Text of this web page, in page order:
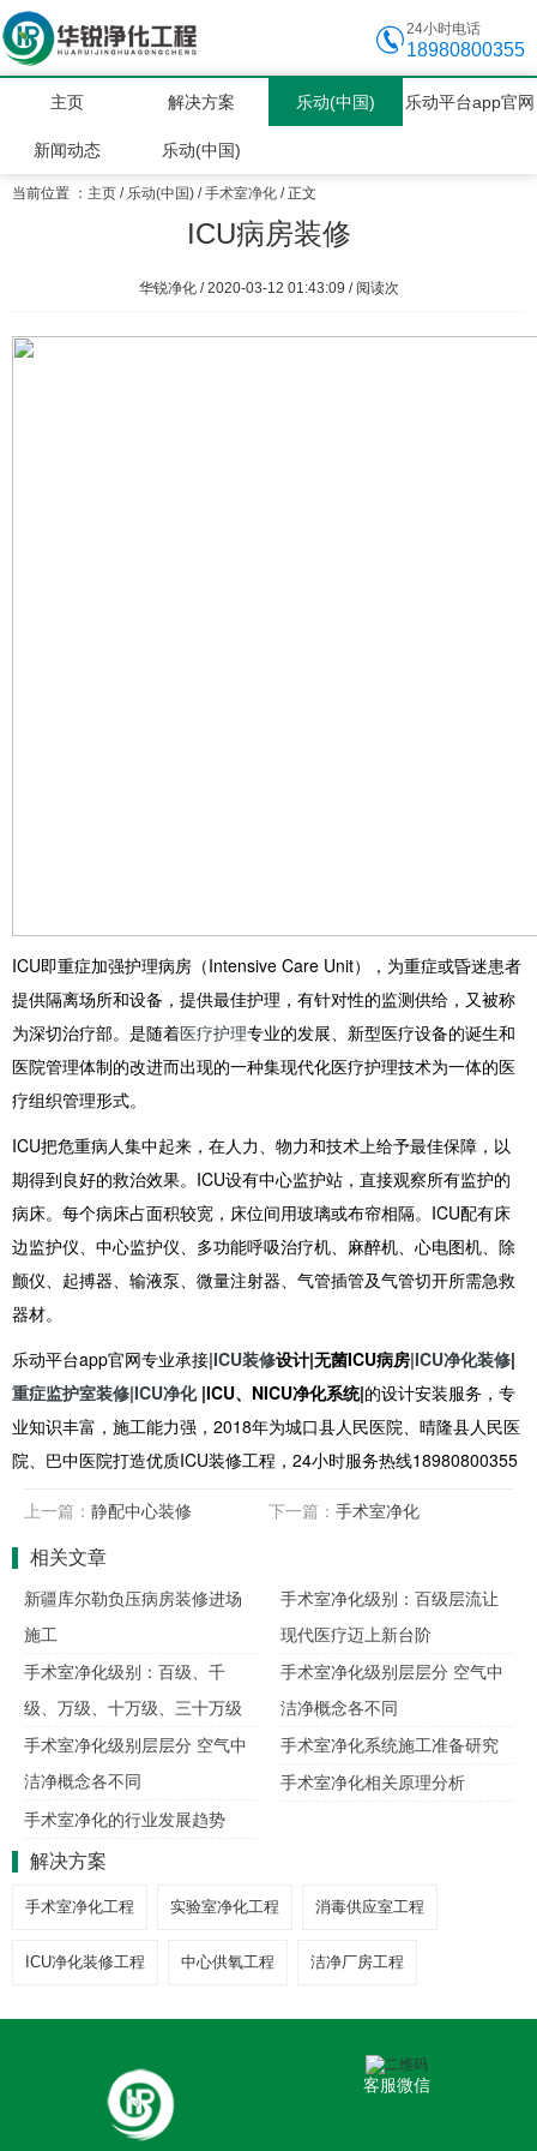
24小时电话
18980800355
主页 解决方案 乐动(中国) 乐动平台app官网
新闻动态 乐动(中国)
当前位置 ： 主页 / 乐动(中国) /手术室净化 / 正文
ICU病房装修
华锐净化 / 2020-03-12 01:43:09 / 阅读次
ICU即重症加强护理病房（Intensive Care Unit），为重症或昏迷患者
提供隔离场所和设备，提供最佳护理，有针对性的监测供给，又被称
为深切治疗部。是随着医疗护理专业的发展、新型医疗设备的诞生和
医院管理体制的改进而出现的一种集现代化医疗护理技术为一体的医
疗组织管理形式。
ICU把危重病人集中起来，在人力、物力和技术上给予最佳保障，以
期得到良好的救治效果。ICU设有中心监护站，直接观察所有监护的
病床。每个病床占面积较宽，床位间用玻璃或布帘相隔。ICU配有床
边监护仪、中心监护仪、多功能呼吸治疗机、麻醉机、心电图机、除
颤仪、起搏器、输液泵、微量注射器、气管插管及气管切开所需急救
器材。
乐动平台app官网专业承接|ICU装修设计|无菌ICU病房|ICU净化装修|
重症监护室装修|ICU净化|ICU、NICU净化系统|的设计安装服务，专
业知识丰富，施工能力强，2018年为城口县人民医院、晴隆县人民医
院、巴中医院打造优质ICU装修工程，24小时服务热线18980800355
上一篇： 静配中心装修 下一篇： 手术室净化
相关文章
新疆库尔勒负压病房装修进场
施工
手术室净化级别：百级层流让
现代医疗迈上新台阶
手术室净化级别：百级、千
级、万级、十万级、三十万级
手术室净化级别层层分 空气中
洁净概念各不同
手术室净化级别层层分 空气中
洁净概念各不同
手术室净化系统施工准备研究
手术室净化相关原理分析
手术室净化的行业发展趋势
解决方案
手术室净化工程 实验室净化工程 消毒供应室工程
ICU净化装修工程 中心供氧工程 洁净厂房工程
客服微信